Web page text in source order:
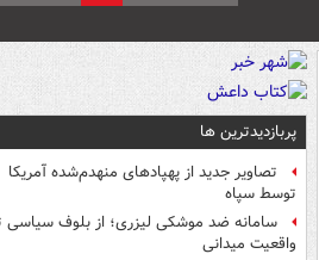
پربازدیدترین ها
تصاویر جدید از پهپادهای منهدم‌شده آمریکا
توسط سپاه
سامانه ضد موشکی لیزری؛ از بلوف سیاسی
واقعیت میدانی